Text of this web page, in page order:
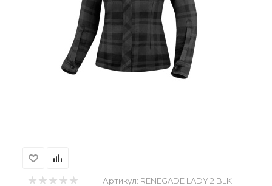
Артикул: RENEGADE LADY 2 BLK